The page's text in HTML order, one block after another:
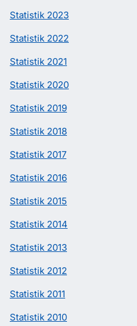
Statistik 2023
Statistik 2022
Statistik 2021
Statistik 2020
Statistik 2019
Statistik 2018
Statistik 2017
Statistik 2016
Statistik 2015
Statistik 2014
Statistik 2013
Statistik 2012
Statistik 2011
Statistik 2010